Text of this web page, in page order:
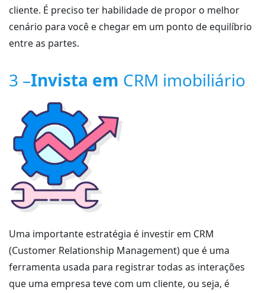
cliente. É preciso ter habilidade de propor o melhor
cenário para você e chegar em um ponto de equilíbrio
entre as partes.
3 –Invista em CRM imobiliário
Uma importante estratégia é investir em CRM
(Customer Relationship Management) que é uma
ferramenta usada para registrar todas as interações
que uma empresa teve com um cliente, ou seja, é